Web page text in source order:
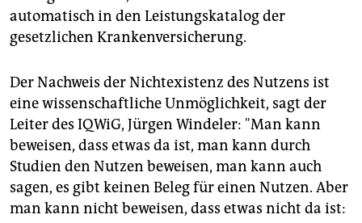
automatisch in den Leistungskatalog der
gesetzlichen Krankenversicherung.
Der Nachweis der Nichtexistenz des Nutzens ist
eine wissenschaftliche Unmöglichkeit, sagt der
Leiter des IQWiG, Jürgen Windeler: "Man kann
beweisen, dass etwas da ist, man kann durch
Studien den Nutzen beweisen, man kann auch
sagen, es gibt keinen Beleg für einen Nutzen. Aber
man kann nicht beweisen, dass etwas nicht da ist: